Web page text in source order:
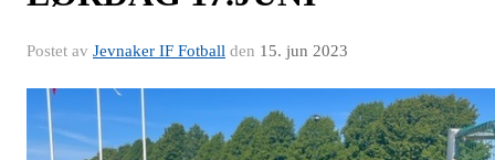
Postet av Jevnaker IF Fotball den 15. jun 2023